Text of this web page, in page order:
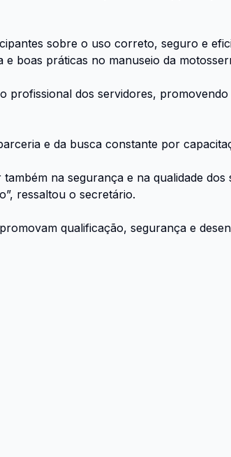
sobre o uso correto, seguro e
boas práticas no manuseio da
profissional dos servidores,
e da busca constante por
na segurança e na qualidade
ressaltou o secretário.
qualificação, segurança e